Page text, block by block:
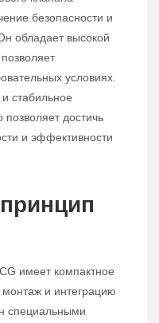
безопасности и
обладает высокой
условиях.
стабильное
позволяет достичь
и эффективности
имеет компактное
монтаж и интеграцию
специальными